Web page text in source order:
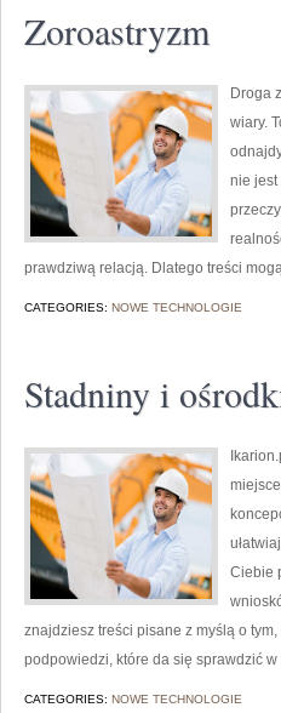
Zoroastryzm
Droga
wiary.
nie jest
prawdziwą relacją. Dlatego treści
CATEGORIES: NOWE TECHNOLOGIE
Stadniny i
Ciebie
znajdziesz treści pisane z myślą o
podpowiedzi, które da się sprawdzić
CATEGORIES: NOWE TECHNOLOGIE